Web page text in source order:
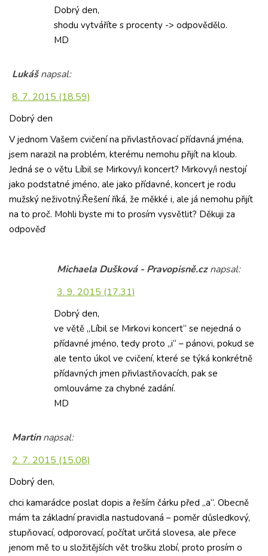
Dobrý den,
shodu vytváříte s procenty -> odpovědělo.
MD
Lukáš napsal:
8. 7. 2015 (18.59)
Dobrý den
V jednom Vašem cvičení na přivlastňovací přídavná jména,
jsem narazil na problém, kterému nemohu přijít na kloub.
Jedná se o větu Líbil se Mirkovy/i koncert? Mirkovy/i nestojí
jako podstatné jméno, ale jako přídavné, koncert je rodu
mužský neživotný.Řešení říká, že měkké i, ale já nemohu přijít
na to proč. Mohli byste mi to prosím vysvětlit? Děkuji za
odpověď
Michaela Dušková - Pravopisně.cz napsal:
3. 9. 2015 (17.31)
Dobrý den,
ve větě „Líbil se Mirkovi koncert“ se nejedná o
přídavné jméno, tedy proto „i“ – pánovi, pokud se
ale tento úkol ve cvičení, které se týká konkrétně
přídavných jmen přivlastňovacích, pak se
omlouváme za chybné zadání.
MD
Martin napsal:
2. 7. 2015 (15.08)
Dobrý den,
chci kamarádce poslat dopis a řeším čárku před „a“. Obecně
mám ta základní pravidla nastudovaná – poměr důsledkový,
stupňovací, odporovací, počítat určitá slovesa, ale přece
jenom mě to u složitějších vět trošku zlobí, proto prosím o